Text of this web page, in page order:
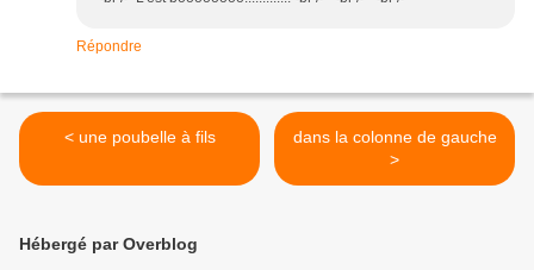
Répondre
< une poubelle à fils
dans la colonne de gauche
>
Hébergé par Overblog